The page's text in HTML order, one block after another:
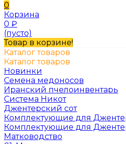
0
Корзина
0 ₽
(пусто)
Товар в корзине!
Каталог товаров
Каталог товаров
Новинки
Семена медоносов
Иранский пчелоинвентарь
Система Никот
Джентерский сот
Комплектующие для
Комплектующие для
Матководство